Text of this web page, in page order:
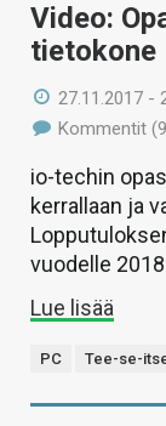
Video:
tietokone
27.11.2017 -
Kommentit
io-techin
kerrallaan ja
vuodelle
Lue lisää
PC Tee-se-